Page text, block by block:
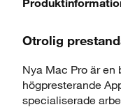
Otrolig
Nya Mac Pro är en
högpresterande
specialiserade